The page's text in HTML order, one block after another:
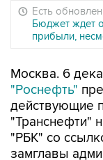
Есть
Бюджет ждет
прибыли,
Москва. 6
"Роснефть"
действующие
"Транснефти"
"РБК" со
замглавы